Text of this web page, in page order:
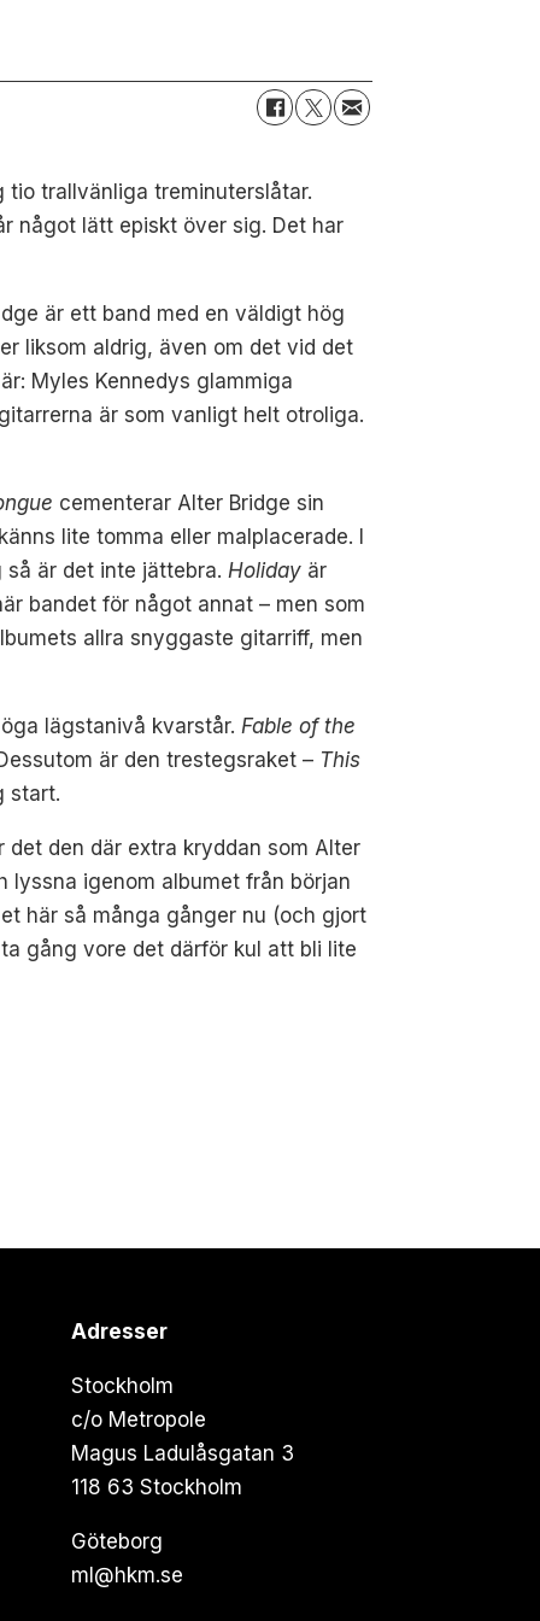
trallvänliga treminuterslåtar.
något lätt episkt över sig. Det har
är ett band med en väldigt hög
liksom aldrig, även om det vid det
Myles Kennedys glammiga
är som vanligt helt otroliga.
cementerar Alter Bridge sin
lite tomma eller malplacerade. I
så är det inte jättebra.Holiday är
bandet för något annat – men som
allra snyggaste gitarriff, men
lägstanivå kvarstår.Fable of the
är den trestegsraket – This
start.
den där extra kryddan som Alter
lyssna igenom albumet från början
här så många gånger nu (och gjort
gång vore det därför kul att bli lite
Adresser
Stockholm
c/o Metropole
Magus Ladulåsgatan 3
118 63 Stockholm
Göteborg
ml@hkm.se